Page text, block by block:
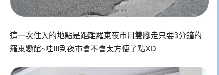
這一次住入的地點是距離羅東夜市用雙腳走只要3分鐘的
羅東戀館~哇!!!到夜市會不會太方便了點XD